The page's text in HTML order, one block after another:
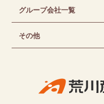
グループ会社一覧
その他